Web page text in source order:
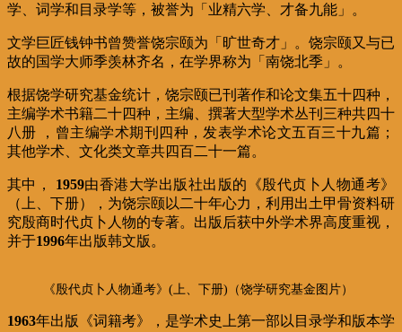
学、词学和目录学等，被誉为「业精六学、才备九能」。
文学巨匠钱钟书曾赞誉饶宗颐为「旷世奇才」。饶宗颐又与已
故的国学大师季羡林齐名，在学界称为「南饶北季」。
根据饶学研究基金统计，饶宗颐已刊著作和论文集五十四种，
主编学术书籍二十四种，主编、撰著大型学术丛刊三种共四十
八册
，曾主编学术期刊四种，发表学术论文五百三十九篇；
其他学术、文化类文章共四百二十一篇。
其中， 1959由香港大学出版社出版的《殷代贞卜人物通考》
（上、下册），为饶宗颐以二十年心力，利用出土甲骨资料研
究殷商时代贞卜人物的专著。出版后获中外学术界高度重视，
并于1996年出版韩文版。
《殷代贞卜人物通考》(上、下册)（饶学研究基金图片）
1963年出版《词籍考》，是学术史上第一部以目录学和版本学